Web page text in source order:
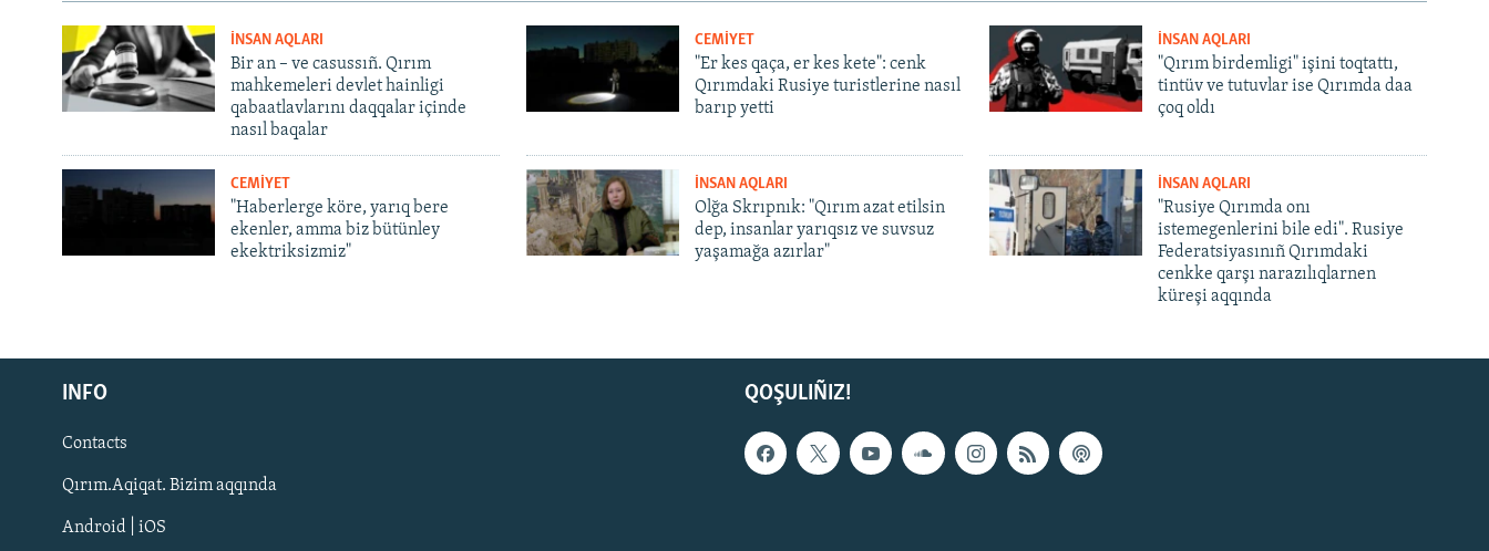
Русский
Українською
QOŞULIÑIZ!
İNSAN AQLARI
Bir an – ve casussıñ. Qırım
mahkemeleri devlet hainligi
qabaatlavlarını daqqalar içinde
nasıl baqalar
CEMİYET
"Er kes qaça, er kes kete": cenk
Qırımdaki Rusiye turistlerine nasıl
barıp yetti
İNSAN AQLARI
"Qırım birdemligi" işini toqtattı,
tintüv ve tutuvlar ise Qırımda daa
çoq oldı
CEMİYET
"Haberlerge köre, yarıq bere
ekenler, amma biz bütünley
ekektriksizmiz"
İNSAN AQLARI
Olğa Skrıpnık: "Qırım azat etilsin
dep, insanlar yarıqsız ve suvsuz
yaşamağa azırlar"
İNSAN AQLARI
"Rusiye Qırımda onı
istemegenlerini bile edi". Rusiye
Federatsiyasınıñ Qırımdaki
cenkke qarşı narazılıqlarnen
küreşi aqqında
QOŞULIÑIZ!
INFO
Contacts
Qırım.Aqiqat. Bizim aqqında
Android | iOS